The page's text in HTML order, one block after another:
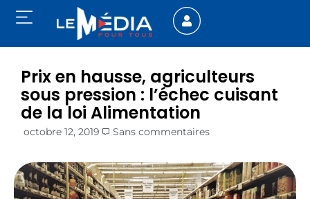
Prix en hausse, agriculteurs
sous pression : l’échec cuisant
de la loi Alimentation
octobre 12, 2019 Sans commentaires